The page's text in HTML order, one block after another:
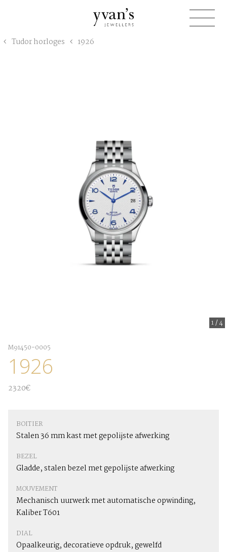
Tudor horloges 1926
1/4
M91450-0005
1926
2320€
BOITIER
Stalen 36 mm kast met gepolijste afwerking
BEZEL
Gladde, stalen bezel met gepolijste afwerking
MOUVEMENT
Mechanisch uurwerk met automatische opwinding,
Kaliber T601
DIAL
Opaalkeurig, decoratieve opdruk, gewelfd